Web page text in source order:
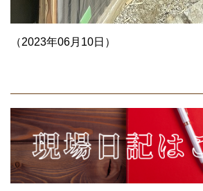
（2023年06月10日）